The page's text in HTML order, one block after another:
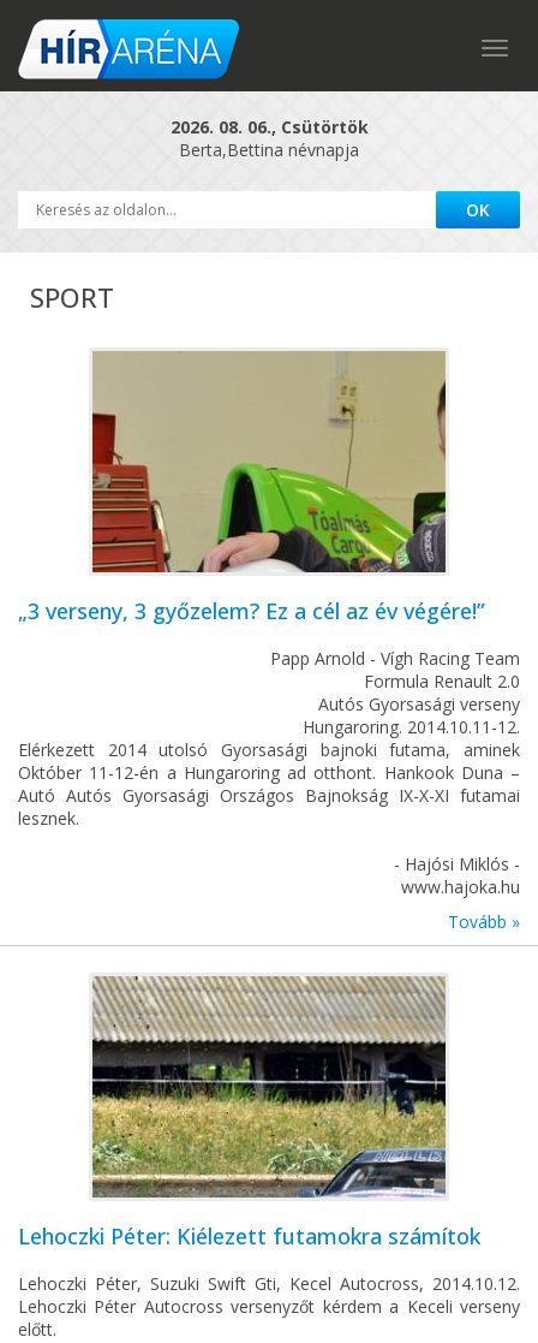
2026. 08. 06., Csütörtök
Berta,Bettina névnapja
SPORT
„3 verseny, 3 győzelem? Ez a cél az év végére!”
Papp Arnold - Vígh Racing Team
Formula Renault 2.0
Autós Gyorsasági verseny
Hungaroring. 2014.10.11-12.
Elérkezett 2014 utolsó Gyorsasági bajnoki futama, aminek
Október 11-12-én a Hungaroring ad otthont. Hankook Duna –
Autó Autós Gyorsasági Országos Bajnokság IX-X-XI futamai
lesznek.
- Hajósi Miklós -
www.hajoka.hu
Tovább »
Lehoczki Péter: Kiélezett futamokra számítok
Lehoczki Péter, Suzuki Swift Gti, Kecel Autocross, 2014.10.12.
Lehoczki Péter Autocross versenyzőt kérdem a Keceli verseny
előtt.